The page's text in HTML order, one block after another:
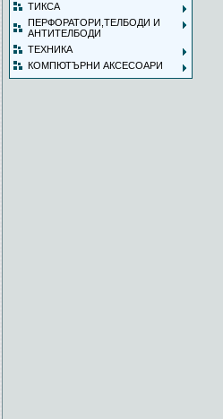
ТИКСА
ПЕРФОРАТОРИ,ТЕЛБОДИ И
АНТИТЕЛБОДИ
ТЕХНИКА
КОМПЮТЪРНИ АКСЕСОАРИ